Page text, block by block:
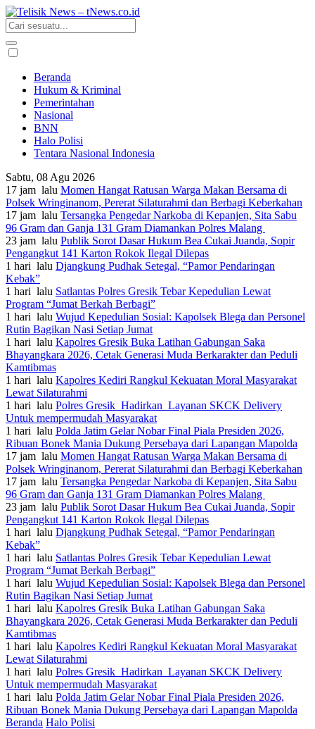
Beranda
Hukum & Kriminal
Pemerintahan
Nasional
BNN
Halo Polisi
Tentara Nasional Indonesia
Sabtu, 08 Agu 2026
17 jam lalu Momen Hangat Ratusan Warga Makan Bersama di
Polsek Wringinanom, Pererat Silaturahmi dan Berbagi Keberkahan
17 jam lalu Tersangka Pengedar Narkoba di Kepanjen, Sita Sabu
96 Gram dan Ganja 131 Gram Diamankan Polres Malang
23 jam lalu Publik Sorot Dasar Hukum Bea Cukai Juanda, Sopir
Pengangkut 141 Karton Rokok Ilegal Dilepas
1 hari lalu Djangkung Pudhak Setegal, “Pamor Pendaringan
Kebak”
1 hari lalu Satlantas Polres Gresik Tebar Kepedulian Lewat
Program “Jumat Berkah Berbagi”
1 hari lalu Wujud Kepedulian Sosial: Kapolsek Blega dan Personel
Rutin Bagikan Nasi Setiap Jumat
1 hari lalu Kapolres Gresik Buka Latihan Gabungan Saka
Bhayangkara 2026, Cetak Generasi Muda Berkarakter dan Peduli
Kamtibmas
1 hari lalu Kapolres Kediri Rangkul Kekuatan Moral Masyarakat
Lewat Silaturahmi
1 hari lalu Polres Gresik Hadirkan Layanan SKCK Delivery
Untuk mempermudah Masyarakat
1 hari lalu Polda Jatim Gelar Nobar Final Piala Presiden 2026,
Ribuan Bonek Mania Dukung Persebaya dari Lapangan Mapolda
17 jam lalu Momen Hangat Ratusan Warga Makan Bersama di
Polsek Wringinanom, Pererat Silaturahmi dan Berbagi Keberkahan
17 jam lalu Tersangka Pengedar Narkoba di Kepanjen, Sita Sabu
96 Gram dan Ganja 131 Gram Diamankan Polres Malang
23 jam lalu Publik Sorot Dasar Hukum Bea Cukai Juanda, Sopir
Pengangkut 141 Karton Rokok Ilegal Dilepas
1 hari lalu Djangkung Pudhak Setegal, “Pamor Pendaringan
Kebak”
1 hari lalu Satlantas Polres Gresik Tebar Kepedulian Lewat
Program “Jumat Berkah Berbagi”
1 hari lalu Wujud Kepedulian Sosial: Kapolsek Blega dan Personel
Rutin Bagikan Nasi Setiap Jumat
1 hari lalu Kapolres Gresik Buka Latihan Gabungan Saka
Bhayangkara 2026, Cetak Generasi Muda Berkarakter dan Peduli
Kamtibmas
1 hari lalu Kapolres Kediri Rangkul Kekuatan Moral Masyarakat
Lewat Silaturahmi
1 hari lalu Polres Gresik Hadirkan Layanan SKCK Delivery
Untuk mempermudah Masyarakat
1 hari lalu Polda Jatim Gelar Nobar Final Piala Presiden 2026,
Ribuan Bonek Mania Dukung Persebaya dari Lapangan Mapolda
Beranda Halo Polisi